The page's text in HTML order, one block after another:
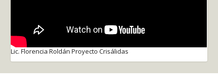
Lic. Florencia Roldán Proyecto Crisálidas